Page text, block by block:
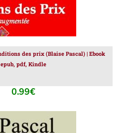
des prix (Blaise Pascal) | Ebook
epub, pdf, Kindle
0.99€